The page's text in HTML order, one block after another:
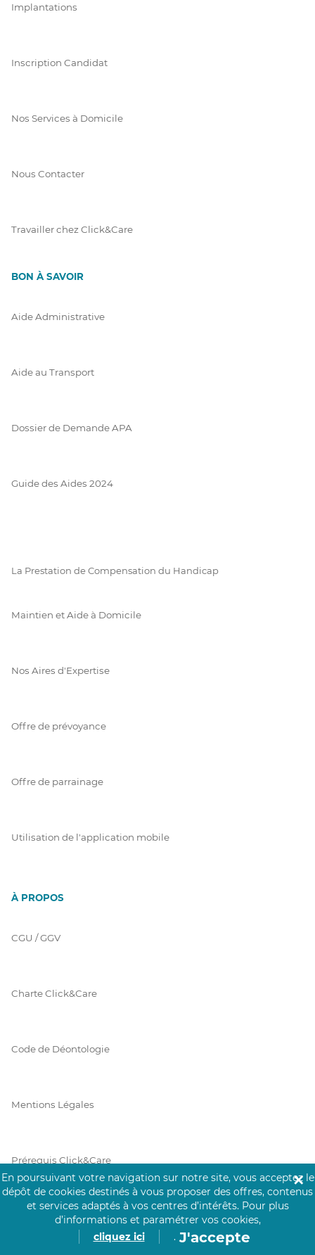
Implantations
Inscription Candidat
Nos Services à Domicile
Nous Contacter
Travailler chez Click&Care
BON À SAVOIR
Aide Administrative
Aide au Transport
Dossier de Demande APA
Guide des Aides 2024
La Prestation de Compensation du Handicap
Maintien et Aide à Domicile
Nos Aires d'Expertise
Offre de prévoyance
Offre de parrainage
Utilisation de l'application mobile
À PROPOS
CGU / GGV
Charte Click&Care
Code de Déontologie
Mentions Légales
Prérequis Click&Care
Protection des Données
En poursuivant votre navigation sur notre site, vous acceptez le
dépôt de cookies destinés à vous proposer des offres, contenus
et services adaptés à vos centres d’intérêts. Pour plus
d’informations et paramétrer vos cookies,
cliquez ici
. J'accepte
✕